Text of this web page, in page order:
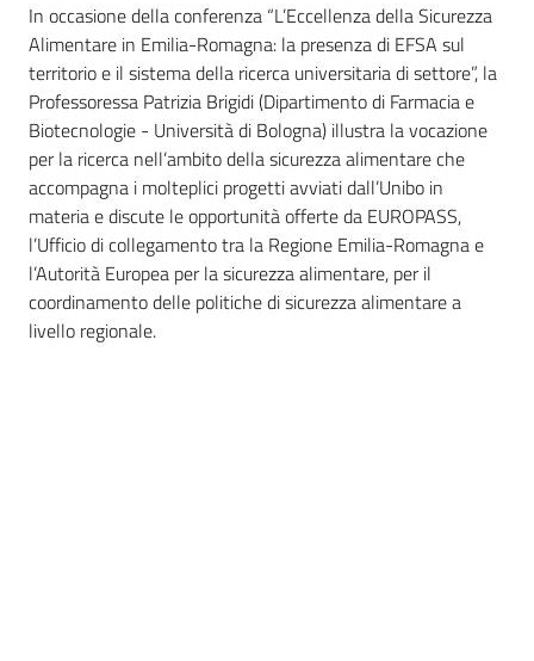
Sede
di
Bruxelles
Seguici
su
In occasione della conferenza “L’Eccellenza della Sicurezza
Alimentare in Emilia-Romagna: la presenza di EFSA sul
territorio e il sistema della ricerca universitaria di settore”, la
Professoressa Patrizia Brigidi (Dipartimento di Farmacia e
Biotecnologie - Università di Bologna) illustra la vocazione
per la ricerca nell’ambito della sicurezza alimentare che
accompagna i molteplici progetti avviati dall’Unibo in
materia e discute le opportunità offerte da EUROPASS,
l’Ufficio di collegamento tra la Regione Emilia-Romagna e
l’Autorità Europea per la sicurezza alimentare, per il
coordinamento delle politiche di sicurezza alimentare a
livello regionale.